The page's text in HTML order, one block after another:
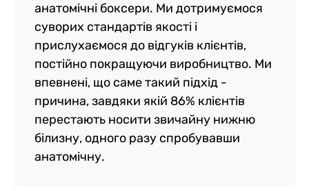
анатомічні боксери. Ми дотримуємося
суворих стандартів якості і
прислухаємося до відгуків клієнтів,
постійно покращуючи виробництво. Ми
впевнені, що саме такий підхід -
причина, завдяки якій 86% клієнтів
перестають носити звичайну нижню
білизну, одного разу спробувавши
анатомічну.